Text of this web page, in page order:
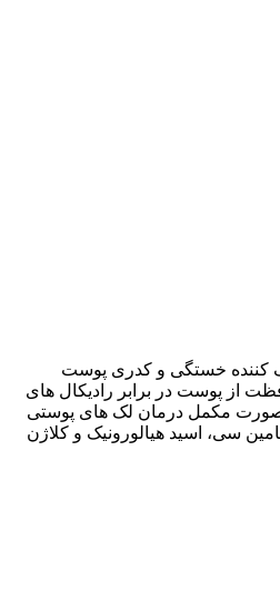
خستگی و کدری پوست
از پوست در برابر رادیکال های
مکمل درمان لک های پوستی
سی، اسید هیالورونیک و کلاژن